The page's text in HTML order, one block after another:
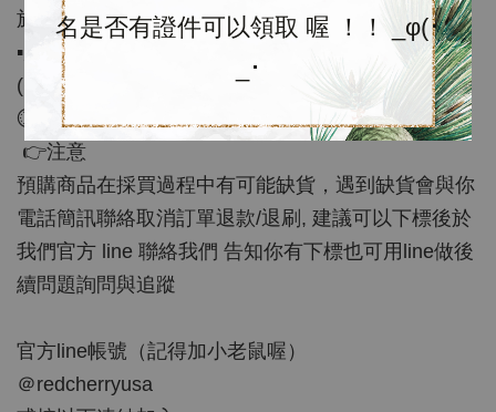
名是否有證件可以領取 喔 ！！ _φ(･
_･
於保持乾爽舒適。喜歡快來跟我一起+1
▪️尺寸：XS-XXL
(圖片Model 166/53穿S)
⏱預購商品約需等待3-4周喔！可以等待再訂購
👉注意
預購商品在採買過程中有可能缺貨，遇到缺貨會與你
電話簡訊聯絡取消訂單退款/退刷, 建議可以下標後於
我們官方 line 聯絡我們 告知你有下標也可用line做後
續問題詢問與追蹤
官方line帳號（記得加小老鼠喔）
＠redcherryusa